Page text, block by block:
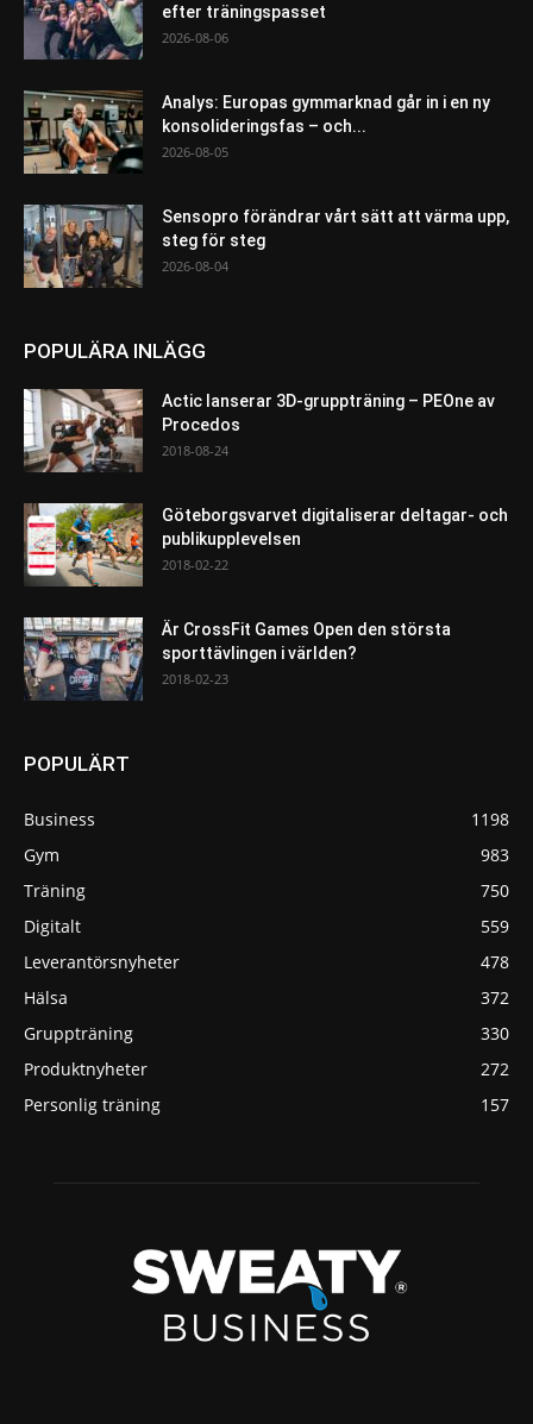
efter träningspasset
2026-08-06
Analys: Europas gymmarknad går in i en ny
konsolideringsfas – och...
2026-08-05
Sensopro förändrar vårt sätt att värma upp,
steg för steg
2026-08-04
POPULÄRA INLÄGG
Actic lanserar 3D-gruppträning – PEOne av
Procedos
2018-08-24
Göteborgsvarvet digitaliserar deltagar- och
publikupplevelsen
2018-02-22
Är CrossFit Games Open den största
sporttävlingen i världen?
2018-02-23
POPULÄRT
Business
1198
Gym
983
Träning
750
Digitalt
559
Leverantörsnyheter
478
Hälsa
372
Gruppträning
330
Produktnyheter
272
Personlig träning
157